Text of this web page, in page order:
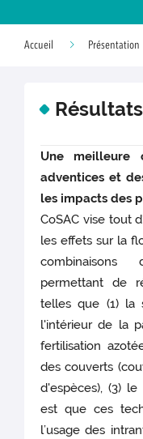
Accueil Présentation
Une meilleure
adventices et
les impacts des
CoSAC vise tout
les effets sur la
combinaisons
permettant de
telles que (1) la
l'intérieur de la
fertilisation
des couverts
d'espèces), (3)
est que ces
l’usage des